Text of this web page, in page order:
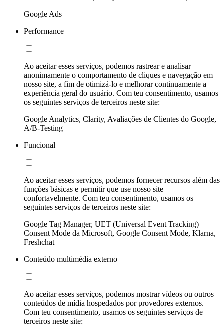
Google Ads
Performance
Ao aceitar esses serviços, podemos rastrear e analisar
anonimamente o comportamento de cliques e navegação em
nosso site, a fim de otimizá-lo e melhorar continuamente a
experiência geral do usuário. Com teu consentimento, usamos
os seguintes serviços de terceiros neste site:
Google Analytics, Clarity, Avaliações de Clientes do Google,
A/B-Testing
Funcional
Ao aceitar esses serviços, podemos fornecer recursos além das
funções básicas e permitir que use nosso site
confortavelmente. Com teu consentimento, usamos os
seguintes serviços de terceiros neste site:
Google Tag Manager, UET (Universal Event Tracking)
Consent Mode da Microsoft, Google Consent Mode, Klarna,
Freshchat
Conteúdo multimédia externo
Ao aceitar esses serviços, podemos mostrar vídeos ou outros
conteúdos de mídia hospedados por provedores externos.
Com teu consentimento, usamos os seguintes serviços de
terceiros neste site: